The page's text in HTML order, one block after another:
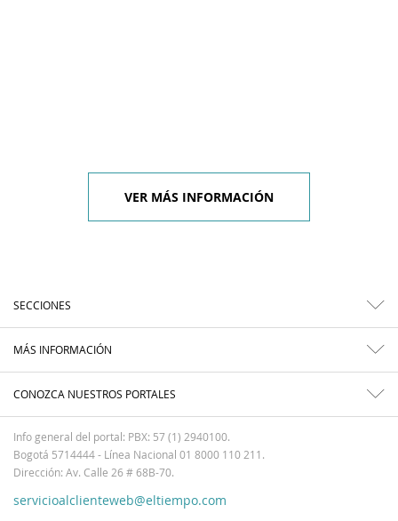
VER MÁS INFORMACIÓN
SECCIONES
MÁS INFORMACIÓN
CONOZCA NUESTROS PORTALES
Info general del portal: PBX: 57 (1) 2940100.
Bogotá 5714444 - Línea Nacional 01 8000 110 211.
Dirección: Av. Calle 26 # 68B-70.
servicioalclienteweb@eltiempo.com